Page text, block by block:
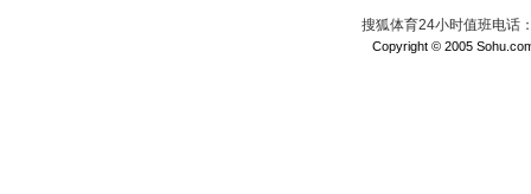
搜狐体育24小时值班电话
Copyright © 2005